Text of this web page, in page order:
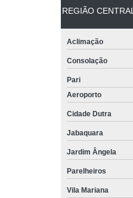
REGIÃO CENTRAL
Aclimação
Consolação
Pari
Aeroporto
Cidade Dutra
Jabaquara
Jardim Ângela
Parelheiros
Vila Mariana